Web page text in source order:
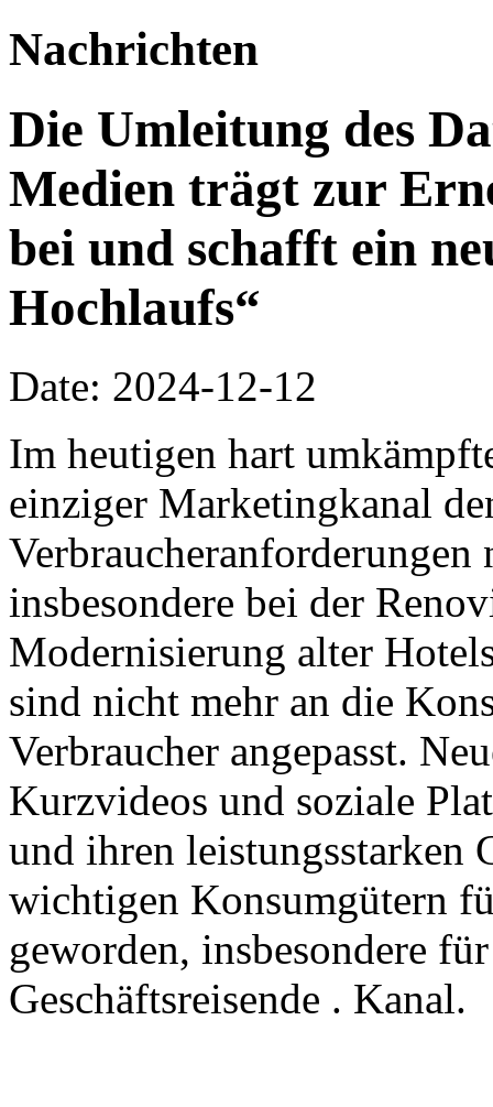
Nachrichten
Die Umleitung des
Medien trägt zur
bei und schafft ein
Hochlaufs“
Date: 2024-12-12
Im heutigen hart
einziger Marketingkanal
insbesondere bei der
Modernisierung alter
sind nicht mehr an die
Verbraucher angepasst.
Kurzvideos und soziale
und ihren leistungsstarken
wichtigen Konsumgütern
geworden, insbesondere
Geschäftsreisende . Kanal.